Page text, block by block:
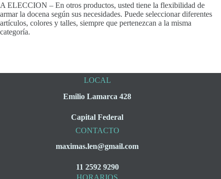
A ELECCION – En otros productos, usted tiene la flexibilidad de
armar la docena según sus necesidades. Puede seleccionar diferentes
artículos, colores y talles, siempre que pertenezcan a la misma
categoría.
LOCAL
Emilio Lamarca 428
Capital Federal
CONTACTO
maximas.len@gmail.com
11 2592 9290